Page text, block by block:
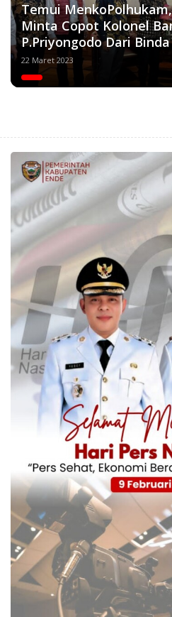
Temui
Minta Copot Kolonel
P.Priyongodo Dari
22 Maret 2023